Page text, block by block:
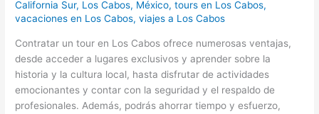
California Sur, Los Cabos, México,tours en Los Cabos,
vacaciones en Los Cabos,viajes a Los Cabos
Contratar un tour en Los Cabos ofrece numerosas ventajas,
desde acceder a lugares exclusivos y aprender sobre la
historia y la cultura local, hasta disfrutar de actividades
emocionantes y contar con la seguridad y el respaldo de
profesionales. Además, podrás ahorrar tiempo y esfuerzo,